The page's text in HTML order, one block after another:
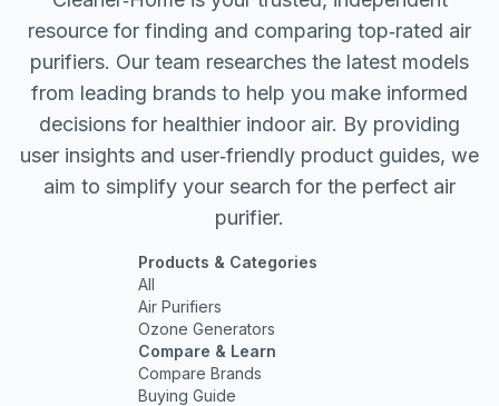
resource for finding and comparing top‐rated air
purifiers. Our team researches the latest models
from leading brands to help you make informed
decisions for healthier indoor air. By providing
user insights and user‐friendly product guides, we
aim to simplify your search for the perfect air
purifier.
Products & Categories
All
Air Purifiers
Ozone Generators
Compare & Learn
Compare Brands
Buying Guide